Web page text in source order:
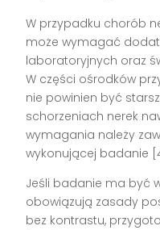
W przypadku chorób
może wymagać
laboratoryjnych oraz
W części ośrodków
nie powinien być
schorzeniach nerek
wymagania należy
wykonującej badanie
Jeśli badanie ma być
obowiązują zasady
bez kontrastu,